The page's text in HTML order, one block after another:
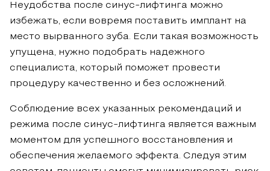
Неудобства после синус-лифтинга можно
избежать, если вовремя поставить имплант на
место вырванного зуба. Если такая возможность
упущена, нужно подобрать надежного
специалиста, который поможет провести
процедуру качественно и без осложнений.
Соблюдение всех указанных рекомендаций и
режима после синус-лифтинга является важным
моментом для успешного восстановления и
обеспечения желаемого эффекта. Следуя этим